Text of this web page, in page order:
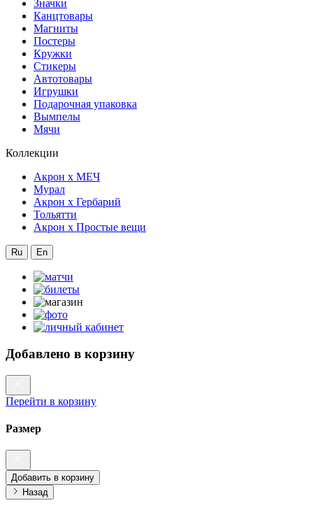
Значки
Канцтовары
Магниты
Постеры
Кружки
Стикеры
Автотовары
Игрушки
Подарочная упаковка
Вымпелы
Мячи
Коллекции
Акрон x МЕЧ
Мурал
Акрон x Гербарий
Тольятти
Акрон x Простые вещи
Ru En
Добавлено в корзину
Перейти в корзину
Размер
Добавить в корзину
Назад